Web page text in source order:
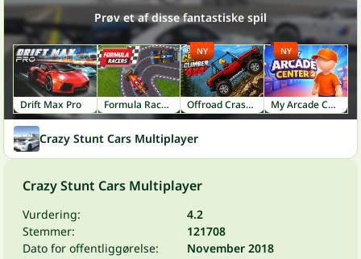
Prøv et af disse fantastiske spil
Drift Max Pro Formula Racers Offroad Crash Climber 4X4
NY
My Arcade Center 2
NY
Crazy Stunt Cars Multiplayer
Crazy Stunt Cars Multiplayer
Vurdering:
4.2
Stemmer:
121708
Dato for offentliggørelse:
November 2018